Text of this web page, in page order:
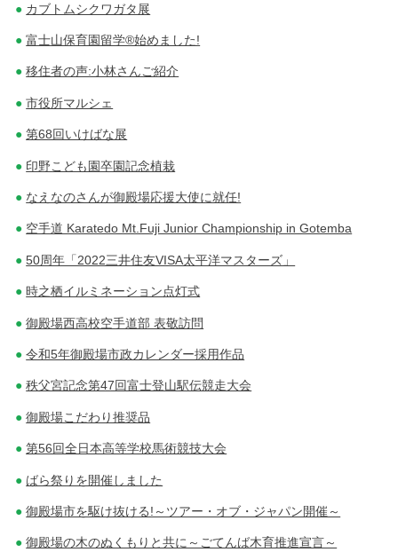
カブトムシクワガタ展
富士山保育園留学®始めました!
移住者の声:小林さんご紹介
市役所マルシェ
第68回いけばな展
印野こども園卒園記念植栽
なえなのさんが御殿場応援大使に就任!
空手道 Karatedo Mt.Fuji Junior Championship in Gotemba
50周年「2022三井住友VISA太平洋マスターズ」
時之栖イルミネーション点灯式
御殿場西高校空手道部 表敬訪問
令和5年御殿場市政カレンダー採用作品
秩父宮記念第47回富士登山駅伝競走大会
御殿場こだわり推奨品
第56回全日本高等学校馬術競技大会
ばら祭りを開催しました
御殿場市を駆け抜ける!～ツアー・オブ・ジャパン開催～
御殿場の木のぬくもりと共に～ごてんば木育推進宣言～